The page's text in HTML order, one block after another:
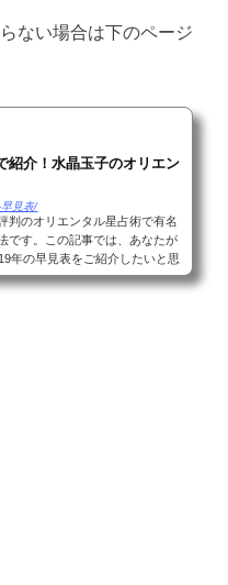
ない場合は下のページ
紹介！水晶玉子のオリエン
見表/
判のオリエンタル星占術で有名
です。この記事では、あなたが
年の早見表をご紹介したいと思
さ...